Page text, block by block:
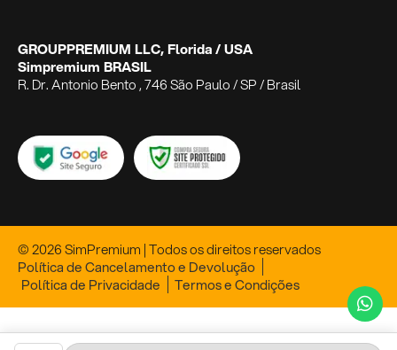
GROUPPREMIUM LLC, Florida / USA
Simpremium BRASIL
R. Dr. Antonio Bento , 746 São Paulo / SP / Brasil
© 2026 SimPremium | Todos os direitos reservados
Política de Cancelamento e Devolução
Política de Privacidade
Termos e Condições